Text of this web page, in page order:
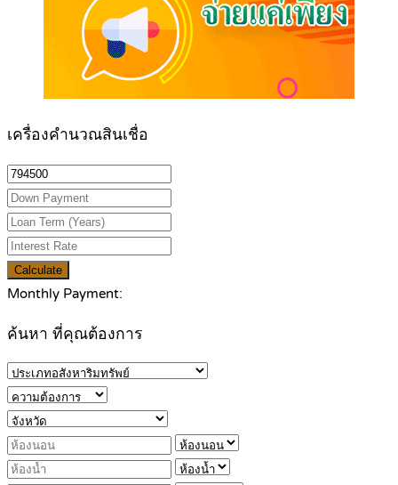
เครื่องคำนวณสินเชื่อ
Calculate
Monthly Payment:
ค้นหา ที่คุณต้องการ